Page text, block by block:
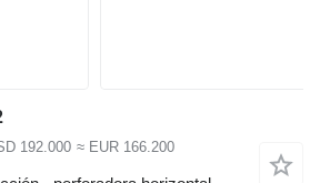
192.000 ≈ EUR 166.200